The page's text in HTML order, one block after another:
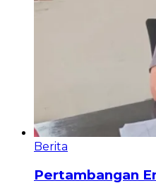
Berita
Pertambangan